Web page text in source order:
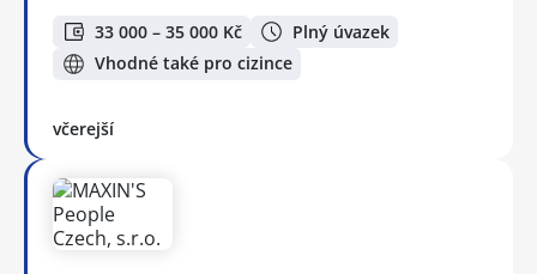
33 000 – 35 000 Kč
Plný úvazek
Vhodné také pro cizince
včerejší